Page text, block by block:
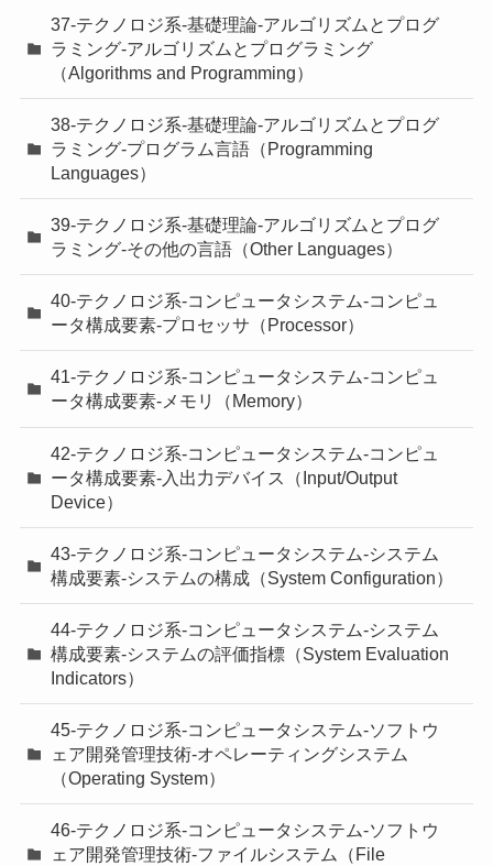
37-テクノロジ系-基礎理論-アルゴリズムとプログ
ラミング-アルゴリズムとプログラミング
（Algorithms and Programming）
38-テクノロジ系-基礎理論-アルゴリズムとプログ
ラミング-プログラム言語（Programming
Languages）
39-テクノロジ系-基礎理論-アルゴリズムとプログ
ラミング-その他の言語（Other Languages）
40-テクノロジ系-コンピュータシステム-コンピュ
ータ構成要素-プロセッサ（Processor）
41-テクノロジ系-コンピュータシステム-コンピュ
ータ構成要素-メモリ（Memory）
42-テクノロジ系-コンピュータシステム-コンピュ
ータ構成要素-入出力デバイス（Input/Output
Device）
43-テクノロジ系-コンピュータシステム-システム
構成要素-システムの構成（System Configuration）
44-テクノロジ系-コンピュータシステム-システム
構成要素-システムの評価指標（System Evaluation
Indicators）
45-テクノロジ系-コンピュータシステム-ソフトウ
ェア開発管理技術-オペレーティングシステム
（Operating System）
46-テクノロジ系-コンピュータシステム-ソフトウ
ェア開発管理技術-ファイルシステム（File